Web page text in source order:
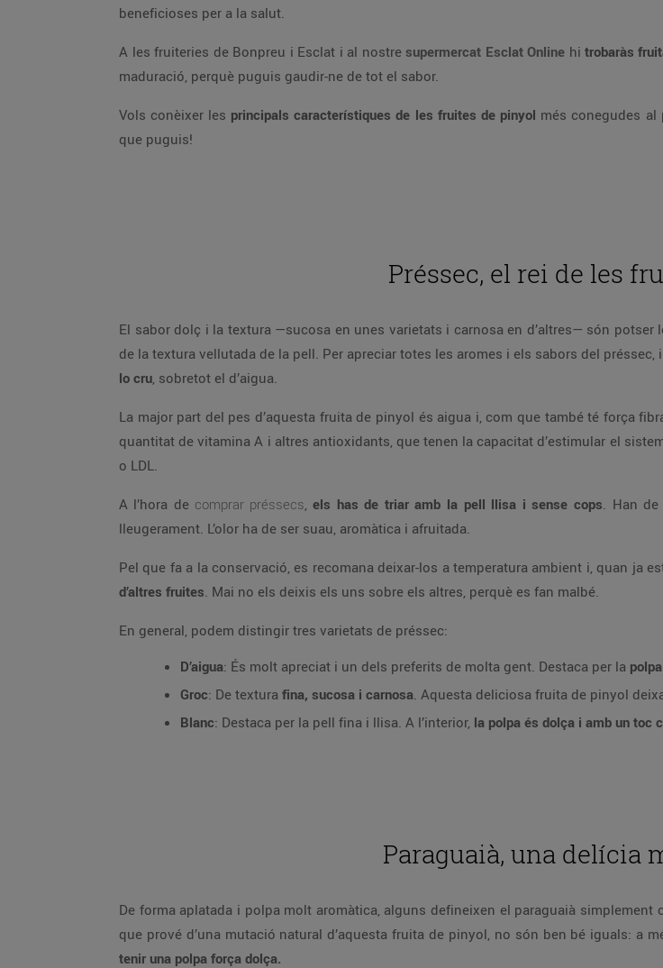
beneficioses per a la salut.
A les fruiteries de Bonpreu i Esclat i al nostre supermercat Esclat Online hi trobaràs
maduració, perquè puguis gaudir-ne de tot el sabor.
Vols conèixer les principals característiques de les fruites de pinyol més conegudes al
que puguis!
Préssec, el rei de les
El sabor dolç i la textura —sucosa en unes varietats i carnosa en d’altres— són potser
de la textura vellutada de la pell. Per apreciar totes les aromes i els sabors del
lo cru, sobretot el d’aigua.
La major part del pes d’aquesta fruita de pinyol és aigua i, com que també té força
quantitat de vitamina A i altres antioxidants, que tenen la capacitat d’estimular el
o LDL.
A l’hora de comprar préssecs, els has de triar amb la pell llisa i sense cops. Han
lleugerament. L’olor ha de ser suau, aromàtica i afruitada.
Pel que fa a la conservació, es recomana deixar-los a temperatura ambient i, quan ja
d’altres fruites. Mai no els deixis els uns sobre els altres, perquè es fan malbé.
En general, podem distingir tres varietats de préssec:
D’aigua: És molt apreciat i un dels preferits de molta gent. Destaca per la
Groc: De textura fina, sucosa i carnosa. Aquesta deliciosa fruita de pinyol
Blanc: Destaca per la pell fina i llisa. A l’interior, la polpa és dolça i amb un toc
Paraguaià, una delícia
De forma aplatada i polpa molt aromàtica, alguns defineixen el paraguaià
que prové d’una mutació natural d’aquesta fruita de pinyol, no són ben bé iguals: a
tenir una polpa força dolça.